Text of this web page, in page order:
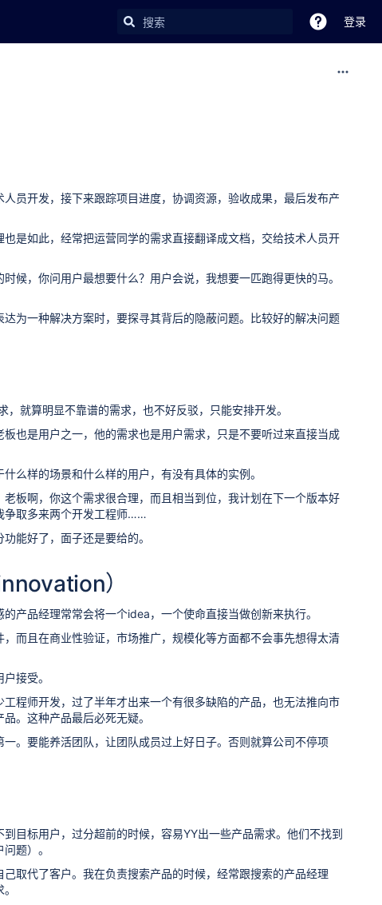
登录
员开发，接下来跟踪项目进度，协调资源，验收成果，最后发布产
是如此，经常把运营同学的需求直接翻译成文档，交给技术人员开
候，你问用户最想要什么？用户会说，我想要一匹跑得更快的马。
为一种解决方案时，要探寻其背后的隐蔽问题。比较好的解决问题
就算明显不靠谱的需求，也不好反驳，只能安排开发。
也是用户之一，他的需求也是用户需求，只是不要听过来直接当成
么样的场景和什么样的用户，有没有具体的实例。
板啊，你这个需求很合理，而且相当到位，我计划在下一个版本好
争取多来两个开发工程师……
能好了，面子还是要给的。
）
产品经理常常会将一个idea，一个使命直接当做创新来执行。
而且在商业性验证，市场推广，规模化等方面都不会事先想得太清
接受。
程师开发，过了半年才出来一个有很多缺陷的产品，也无法推向市
。这种产品最后必死无疑。
。要能养活团队，让团队成员过上好日子。否则就算公司不停项
目标用户，过分超前的时候，容易YY出一些产品需求。他们不找到
题）。
取代了客户。我在负责搜索产品的时候，经常跟搜索的产品经理